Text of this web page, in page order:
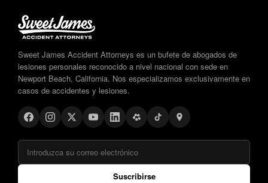
Sweet James Accident Attorneys es un bufete de abogados de
lesiones personales reconocido a nivel nacional con sede en
Newport Beach, California. Nos especializamos exclusivamente en
casos de accidentes y lesiones.
Suscribirse